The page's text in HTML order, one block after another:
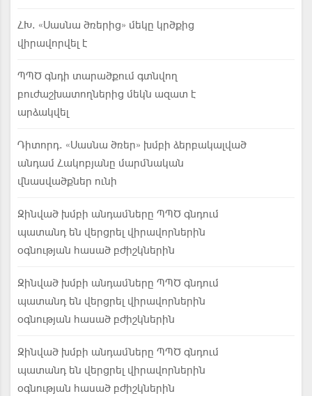
ՀԽ. «Սասնա ծռերից» մեկը կրծքից
վիրավորվել է
ՊՊԾ գնդի տարածքում գտնվող
բուժաշխատողներից մեկն ազատ է
արձակվել
Դիտորդ. «Սասնա ծռեր» խմբի ձերբակալված
անդամ Հակոբյանը մարմնական
վնասվածքներ ունի
Զինված խմբի անդամները ՊՊԾ գնդում
պատանդ են վերցրել վիրավորներին
օգնության հասած բժիշկներին
Զինված խմբի անդամները ՊՊԾ գնդում
պատանդ են վերցրել վիրավորներին
օգնության հասած բժիշկներին
Զինված խմբի անդամները ՊՊԾ գնդում
պատանդ են վերցրել վիրավորներին
օգնության հասած բժիշկներին